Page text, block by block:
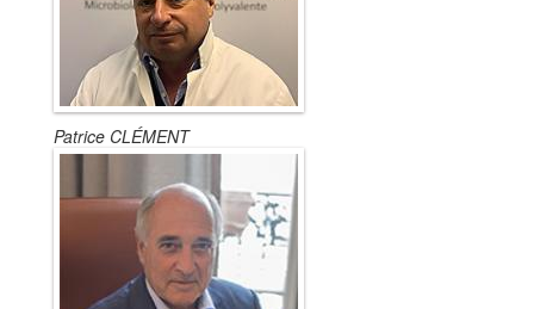
Patrice CLÉMENT